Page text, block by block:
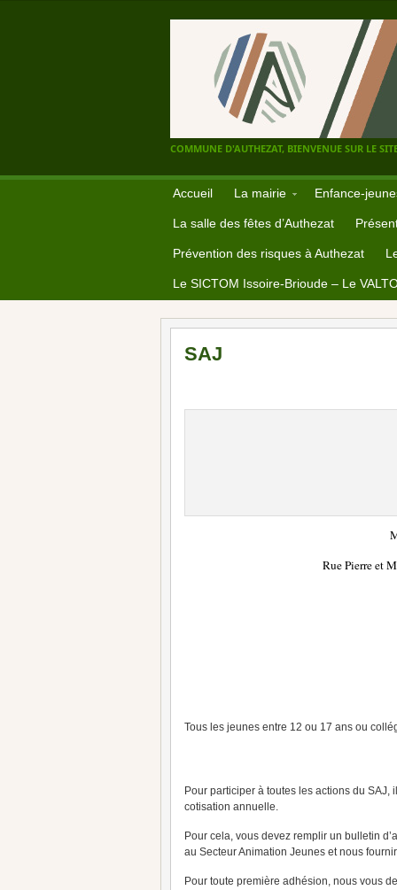
COMMUNE D'AUTHEZAT, BIENVENUE SUR LE
Accueil La mairie Enfance-
La salle des fêtes d’Authezat
Prévention des risques à Authezat
Le SICTOM Issoire-Brioude – Le
SAJ
Rue Pierre et
Tous les jeunes entre 12 ou 17 ans ou
Pour participer à toutes les actions du SAJ,
cotisation annuelle.
Pour cela, vous devez remplir un bulletin
au Secteur Animation Jeunes et nous
Pour toute première adhésion, nous vous